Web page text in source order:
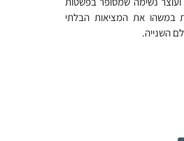
במשהו את המציאות הבלתי
השנייה.